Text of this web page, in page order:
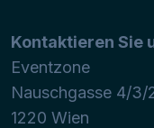
Kontaktieren Sie
Eventzone
Nauschgasse 4/3/
1220 Wien